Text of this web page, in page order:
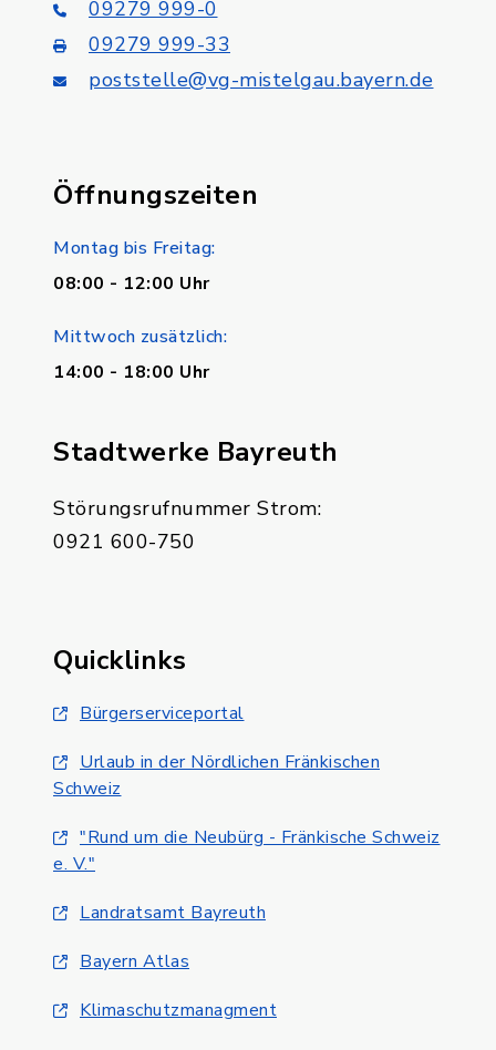
09279 999-0
09279 999-33
poststelle@vg-mistelgau.bayern.de
Öffnungszeiten
Montag bis Freitag:
08:00 - 12:00 Uhr
Mittwoch zusätzlich:
14:00 - 18:00 Uhr
Stadtwerke Bayreuth
Störungsrufnummer Strom:
0921 600-750
Quicklinks
Bürgerserviceportal
Urlaub in der Nördlichen Fränkischen
Schweiz
"Rund um die Neubürg - Fränkische Schweiz
e. V."
Landratsamt Bayreuth
Bayern Atlas
Klimaschutzmanagment